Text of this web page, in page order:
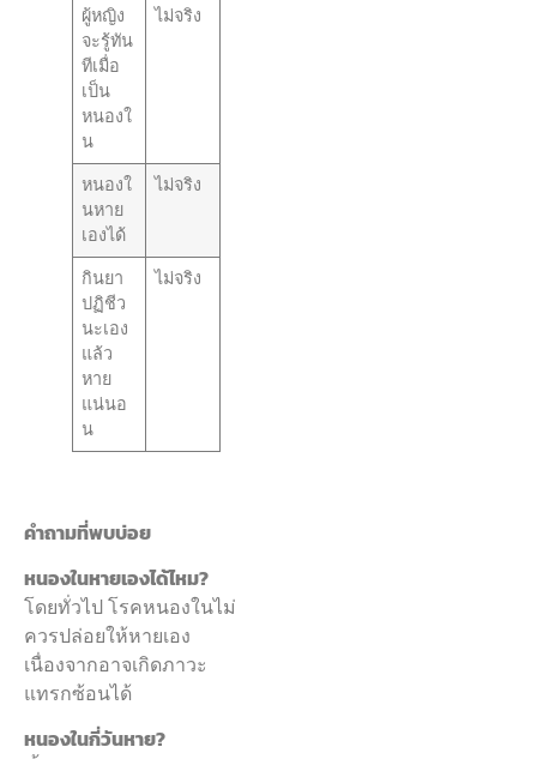
ผู้หญิง
จะรู้ทัน
ทีเมื่อ
เป็น
หนองใ
น
ไม่จริง
หนองใ
นหาย
เองได้
ไม่จริง
กินยา
ปฏิชีว
นะเอง
แล้ว
หาย
แน่นอ
น
ไม่จริง
คำถามที่พบบ่อย
หนองในหายเองได้ไหม?
โดยทั่วไป โรคหนองในไม่
ควรปล่อยให้หายเอง
เนื่องจากอาจเกิดภาวะ
แทรกซ้อนได้
หนองในกี่วันหาย?